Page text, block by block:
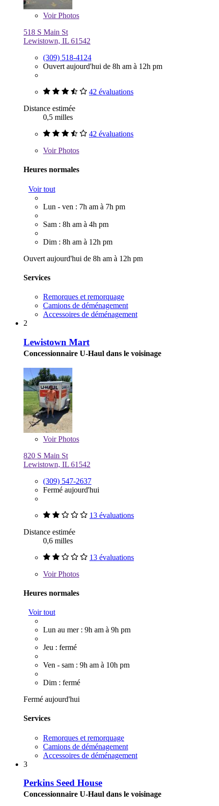
VoirPhotos
518 S Main St
Lewistown, IL 61542
(309) 518-4124
Ouvert aujourd'hui de 8h am à 12h pm
42 évaluations
Distance estimée
0,5 milles
42 évaluations
VoirPhotos
Heures normales
Voir tout
Lun - ven : 7h am à 7h pm
Sam : 8h am à 4h pm
Dim : 8h am à 12h pm
Ouvert aujourd'hui de 8h am à 12h pm
Services
Remorques et remorquage
Camions de déménagement
Accessoires de déménagement
2
Lewistown Mart
Concessionnaire U-Haul dans le voisinage
VoirPhotos
820 S Main St
Lewistown, IL 61542
(309) 547-2637
Fermé aujourd'hui
13 évaluations
Distance estimée
0,6 milles
13 évaluations
VoirPhotos
Heures normales
Voir tout
Lun au mer : 9h am à 9h pm
Jeu : fermé
Ven - sam : 9h am à 10h pm
Dim : fermé
Fermé aujourd'hui
Services
Remorques et remorquage
Camions de déménagement
Accessoires de déménagement
3
Perkins Seed House
Concessionnaire U-Haul dans le voisinage